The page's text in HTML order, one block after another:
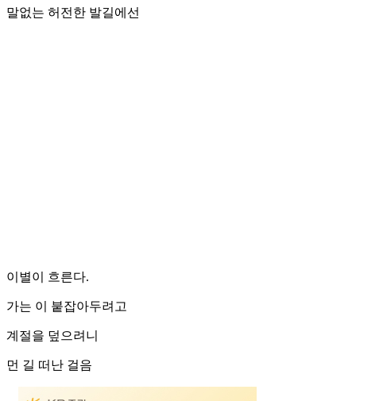
말없는 허전한 발길에선
이별이 흐른다.
가는 이 붙잡아두려고
계절을 덮으려니
먼 길 떠난 걸음